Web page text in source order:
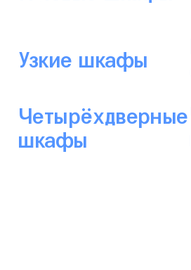
Узкие шкафы
Четырёхдверные
шкафы